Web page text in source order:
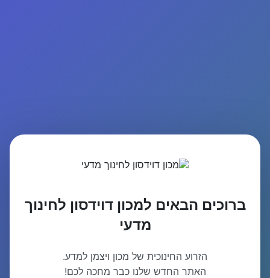
ברוכים הבאים למכון דוידסון לחינוך
מדעי
הזרוע החינוכית של מכון ויצמן למדע.
האתר החדש שלנו כבר מחכה לכם!